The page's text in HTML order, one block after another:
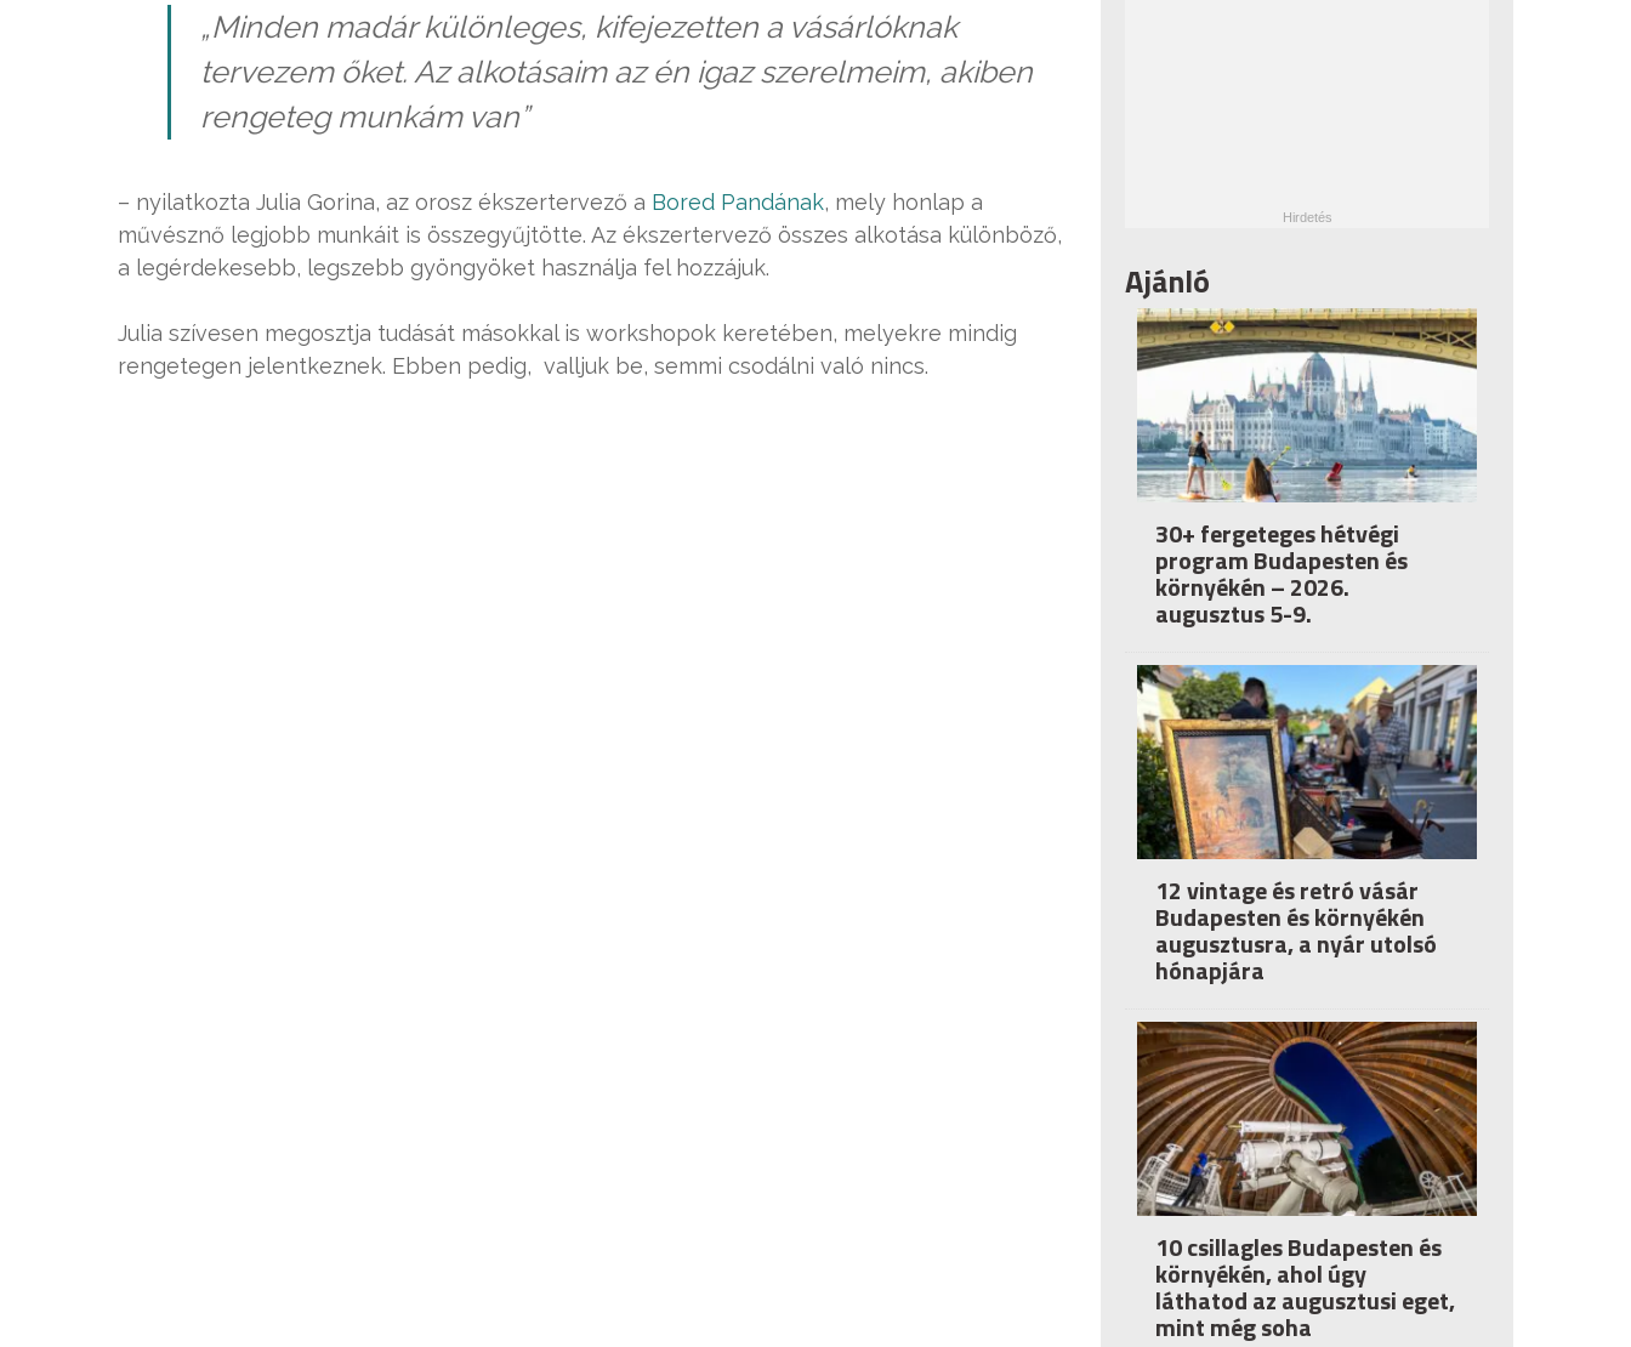
„Minden madár különleges, kifejezetten a vásárlóknak
tervezem őket. Az alkotásaim az én igaz szerelmeim, akiben
rengeteg munkám van”
– nyilatkozta Julia Gorina, az orosz ékszertervező a Bored Pandának, mely honlap a
művésznő legjobb munkáit is összegyűjtötte. Az ékszertervező összes alkotása különböző,
a legérdekesebb, legszebb gyöngyöket használja fel hozzájuk.
Julia szívesen megosztja tudását másokkal is workshopok keretében, melyekre mindig
rengetegen jelentkeznek. Ebben pedig, valljuk be, semmi csodálni való nincs.
Ajánló
30+ fergeteges hétvégi
program Budapesten és
környékén – 2026.
augusztus 5-9.
12 vintage és retró vásár
Budapesten és környékén
augusztusra, a nyár utolsó
hónapjára
10 csillagles Budapesten és
környékén, ahol úgy
láthatod az augusztusi eget,
mint még soha